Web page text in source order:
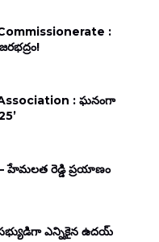
:
: ఘనంగా
– హేమలత రెడ్డి ప్రయాణం
ఎన్నికైన ఉదయ్